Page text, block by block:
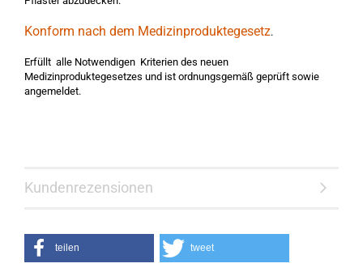
Konform nach dem Medizinproduktegesetz.
Erfüllt alle Notwendigen Kriterien des neuen
Medizinproduktegesetzes und ist ordnungsgemäß geprüft sowie
angemeldet.
Kundenrezensionen
teilen tweet